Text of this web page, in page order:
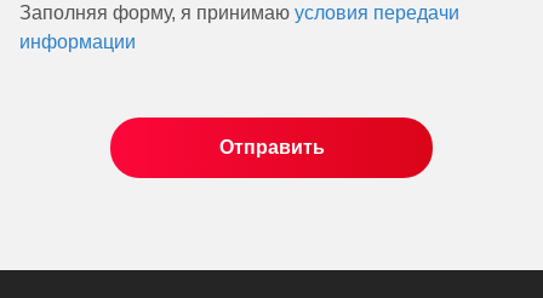
Заполняя форму, я принимаю условия передачи
информации